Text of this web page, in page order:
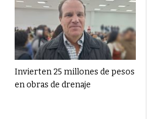
Invierten 25 millones de pesos
en obras de drenaje